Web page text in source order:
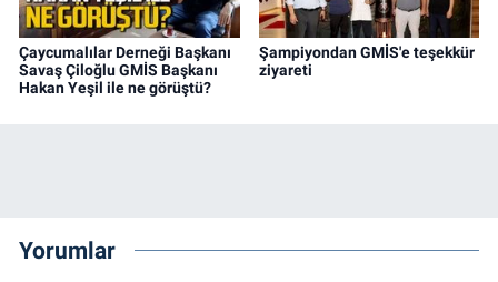
Çaycumalılar Derneği Başkanı
Savaş Çiloğlu GMİS Başkanı
Hakan Yeşil ile ne görüştü?
Şampiyondan GMİS'e teşekkür
ziyareti
Yorumlar